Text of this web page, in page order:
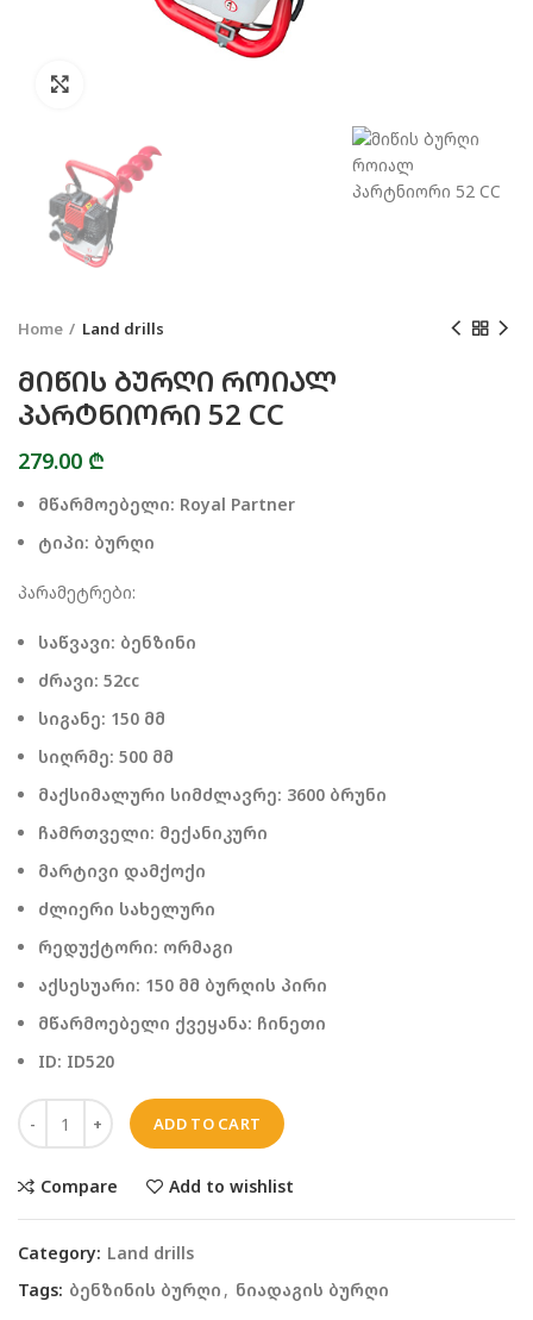
Home Land drills
ᲛᲘᲬᲘᲡ ᲑᲣᲠᲦᲘ ᲠᲝᲘᲐᲚ
ᲞᲐᲠᲢᲜᲘᲝᲠᲘ 52 CC
279.00 ₾
მწარმოებელი: Royal Partner
ტიპი: ბურღი
პარამეტრები:
საწვავი: ბენზინი
ძრავი: 52cc
სიგანე: 150 მმ
სიღრმე: 500 მმ
მაქსიმალური სიმძლავრე: 3600 ბრუნი
ჩამრთველი: მექანიკური
მარტივი დამქოქი
ძლიერი სახელური
რედუქტორი: ორმაგი
აქსესუარი: 150 მმ ბურღის პირი
მწარმოებელი ქვეყანა: ჩინეთი
ID: ID520
ADD TO CART
Compare Add to wishlist
Category: Land drills
Tags: ბენზინის ბურღი , ნიადაგის ბურღი